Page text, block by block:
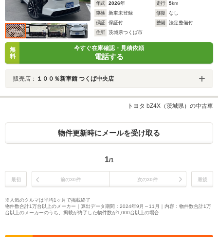
年式 2026年 走行 5km
車検
新車未登録 修復
なし
保証
保証付 整備
法定整備付
住所
茨城県つくば市
無
料
今すぐ在庫確認・見積依頼
電話する
販売店： １００％新車館 つくば中央店
トヨタ bZ4X（茨城県）の中古車
物件更新時にメールを受け取る
1/1
最初 前の30件 次の30件 最後
※人気のクルマは平均1ヶ月で掲載終了
物件数合計1万台以上のメーカー｜算出データ期間：2024年9月～11月｜内容：物件数合計1万
台以上のメーカーのうち、掲載が終了した物件数が1,000台以上の場合